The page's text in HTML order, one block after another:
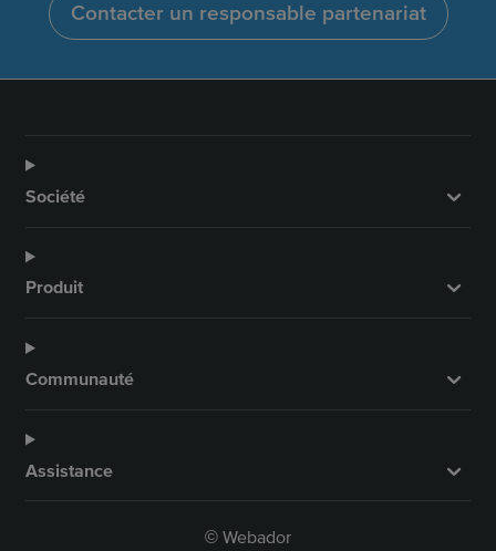
Contacter un responsable partenariat
Société
Produit
Communauté
Assistance
© Webador